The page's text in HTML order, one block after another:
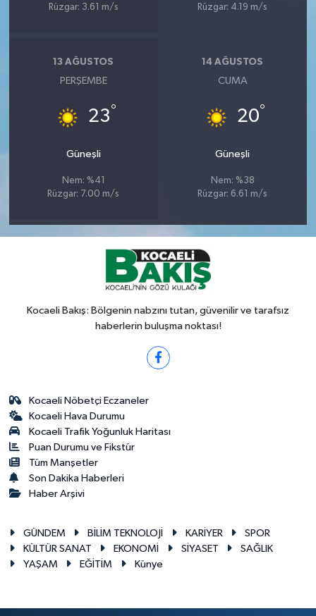
Rüzgar: 3.61 m/s
Rüzgar: 4.19 m/s
13 AĞUSTOS
PERŞEMBE
23°
Güneşli
Nem: %41
Rüzgar: 7.00 m/s
14 AĞUSTOS
CUMA
20°
Güneşli
Nem: %38
Rüzgar: 6.61 m/s
Kocaeli Bakış: Bölgenin nabzını tutan, güvenilir ve tarafsız
haberlerin buluşma noktası!
Kocaeli Nöbetçi Eczaneler
Kocaeli Hava Durumu
Kocaeli Trafik Yoğunluk Haritası
Puan Durumu ve Fikstür
Tüm Manşetler
Son Dakika Haberleri
Haber Arşivi
GÜNDEM BİLİM TEKNOLOJİ KARİYER
SPOR
KÜLTÜR SANAT
EKONOMİ SİYASET
SAĞLIK
YAŞAM
EĞİTİM Künye